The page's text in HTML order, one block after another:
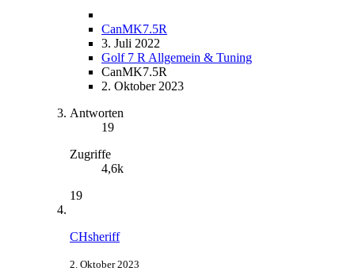
CanMK7.5R
3. Juli 2022
Golf 7 R Allgemein & Tuning
CanMK7.5R
2. Oktober 2023
Antworten
19
Zugriffe
4,6k
19
CHsheriff
2. Oktober 2023